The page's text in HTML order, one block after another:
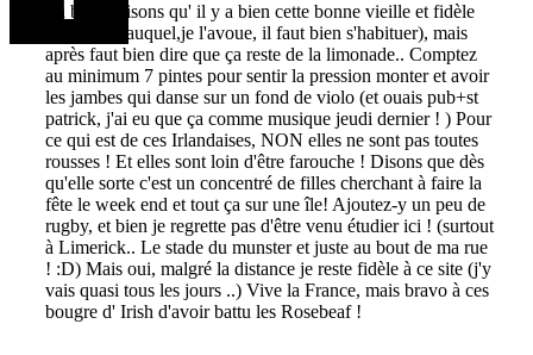
La bière, disons qu' il y a bien cette bonne vieille et fidèle
Guinness (auquel,je l'avoue, il faut bien s'habituer), mais
après faut bien dire que ça reste de la limonade.. Comptez
au minimum 7 pintes pour sentir la pression monter et avoir
les jambes qui danse sur un fond de violo (et ouais pub+st
patrick, j'ai eu que ça comme musique jeudi dernier ! ) Pour
ce qui est de ces Irlandaises, NON elles ne sont pas toutes
rousses ! Et elles sont loin d'être farouche ! Disons que dès
qu'elle sorte c'est un concentré de filles cherchant à faire la
fête le week end et tout ça sur une île! Ajoutez-y un peu de
rugby, et bien je regrette pas d'être venu étudier ici ! (surtout
à Limerick.. Le stade du munster et juste au bout de ma rue
! :D) Mais oui, malgré la distance je reste fidèle à ce site (j'y
vais quasi tous les jours ..) Vive la France, mais bravo à ces
bougre d' Irish d'avoir battu les Rosebeaf !